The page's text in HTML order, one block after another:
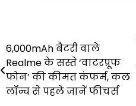
Post
navigation
6,000mAh बैटरी वाले
Realme के सस्ते ‘वाटरप्रूफ
फोन’ की कीमत कंफर्म, कल
लॉन्च से पहले जानें फीचर्स